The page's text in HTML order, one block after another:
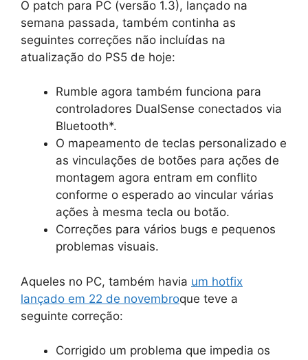
O patch para PC (versão 1.3), lançado na
semana passada, também continha as
seguintes correções não incluídas na
atualização do PS5 de hoje:
Rumble agora também funciona para
controladores DualSense conectados via
Bluetooth*.
O mapeamento de teclas personalizado e
as vinculações de botões para ações de
montagem agora entram em conflito
conforme o esperado ao vincular várias
ações à mesma tecla ou botão.
Correções para vários bugs e pequenos
problemas visuais.
Aqueles no PC, também havia um hotfix
lançado em 22 de novembroque teve a
seguinte correção:
Corrigido um problema que impedia os